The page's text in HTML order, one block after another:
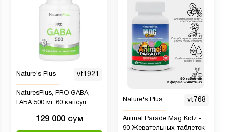
Nature's Plus vt1921
NaturesPlus, PRO GABA,
ГАБА 500 мг, 60 капсул
129 000 сӯм
Nature's Plus vt768
Animal Parade Mag Kidz -
90 Жевательных таблеток